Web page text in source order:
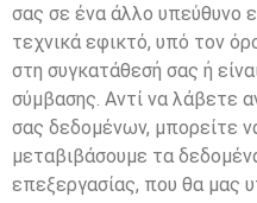
σας σε ένα άλλο υπεύθυνο
τεχνικά εφικτό, υπό τον
στη συγκατάθεσή σας ή
σύμβασης. Αντί να λάβετε
σας δεδομένων, μπορείτε
μεταβιβάσουμε τα
επεξεργασίας, που θα μας